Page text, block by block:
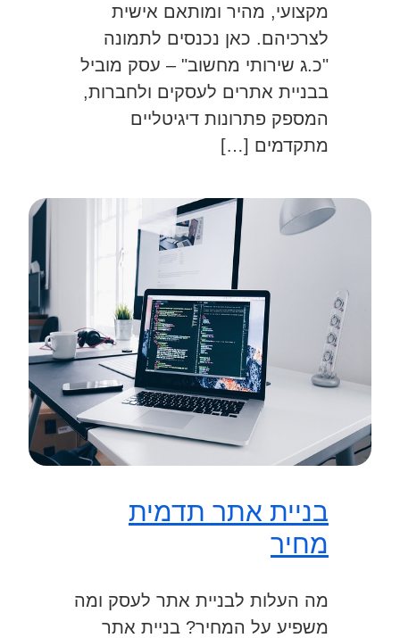
מקצועי, מהיר ומותאם אישית
לצרכיהם. כאן נכנסים לתמונה
"כ.ג שירותי מחשוב" – עסק מוביל
בבניית אתרים לעסקים ולחברות,
המספק פתרונות דיגיטליים
מתקדמים […]
בניית אתר תדמית
מחיר
מה העלות לבניית אתר לעסק ומה
משפיע על המחיר? בניית אתר